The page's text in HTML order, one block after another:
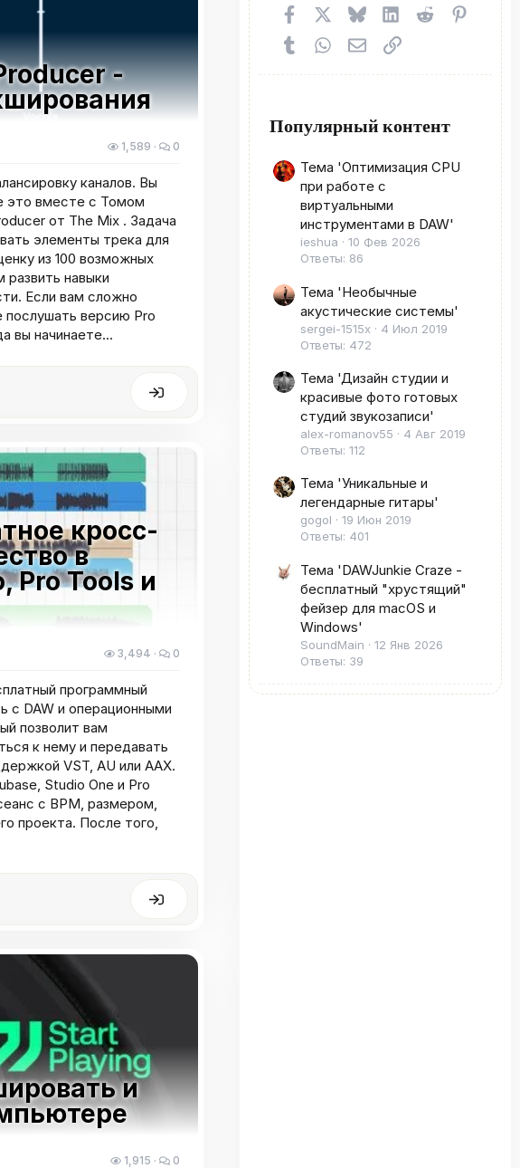
-
1,589 0
каналов. Вы
это вместе с Томом
от The Mix . Задача
элементы трека для
из 100 возможных
навыки
Если вам сложно
послушать версию Pro
вы начинаете...
кросс-
в
Pro Tools и
3,494 0
программный
с DAW и операционными
позволит вам
к нему и передавать
VST, AU или AAX.
Studio One и Pro
с BPM, размером,
проекта. После того,
и
1,915 0
FacebookX (Twitter)
BlueskyLinkedInReddit
Tumblr WhatsApp
Электронная почта
Ссылка
Популярный контент
Тема 'Оптимизация CPU
при работе с
виртуальными
инструментами в DAW'
ieshua
10 Фев 2026
Ответы: 86
Тема 'Необычные
акустические системы'
sergei-1515x
4 Июл 2019
Ответы: 472
Тема 'Дизайн студии и
красивые фото готовых
студий звукозаписи'
alex-romanov55
4 Авг 2019
Ответы: 112
Тема 'Уникальные и
легендарные гитары'
gogol
19 Июн 2019
Ответы: 401
Тема 'DAWJunkie Craze -
бесплатный "хрустящий"
фейзер для macOS и
Windows'
SoundMain
12 Янв 2026
Ответы: 39